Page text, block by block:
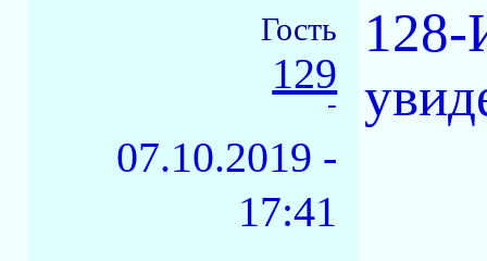
Гость
129
-
07.10.2019 -
17:41
128-